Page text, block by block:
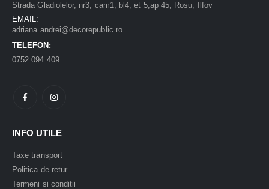
Strada Gladiolelor, nr3, cam1, bl4, et 5,ap 45, Rosu, Ilfov
EMAIL:
adriana.andrei@decorepublic.ro
TELEFON:
0752 094 409
INFO UTILE
Taxe transport
Politica de retur
Termeni si conditii